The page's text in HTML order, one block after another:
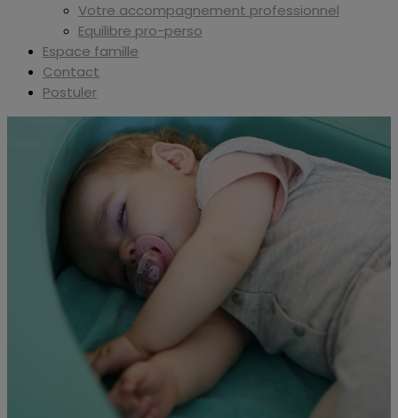
Votre accompagnement professionnel
Equilibre pro-perso
Espace famille
Contact
Postuler